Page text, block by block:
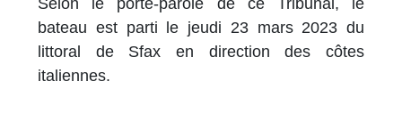
Selon le porte-parole de ce Tribunal, le
bateau est parti le jeudi 23 mars 2023 du
littoral de Sfax en direction des côtes
italiennes.